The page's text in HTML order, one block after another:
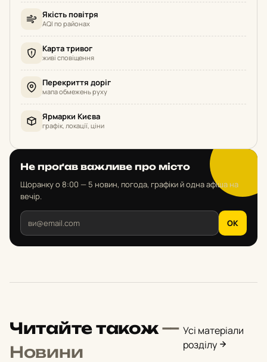
Якість повітря
AQI по районах
Карта тривог
живі сповіщення
Перекриття доріг
мапа обмежень руху
Ярмарки Києва
графік, локації, ціни
Не проґав важливе про місто
Щоранку о 8:00 — 5 новин, погода, графіки й одна афіша на
вечір.
OK
Читайте також—
Новини
Усі матеріали
розділу